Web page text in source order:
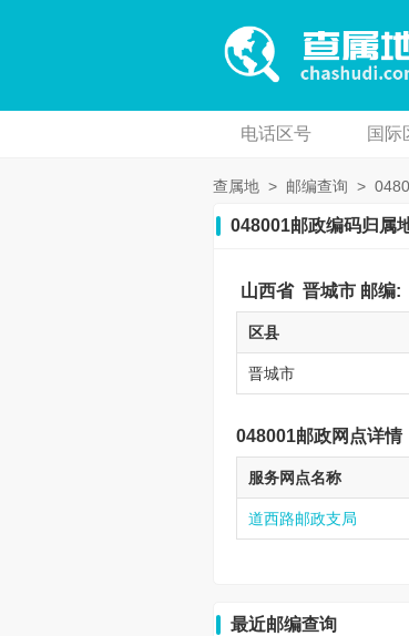
电话区号 国际
查属地 > 邮编查询 >
048001邮政编码归属
山西省 晋城市 邮编:
区县
晋城市
048001邮政网点详情
服务网点名称
道西路邮政支局
最近邮编查询